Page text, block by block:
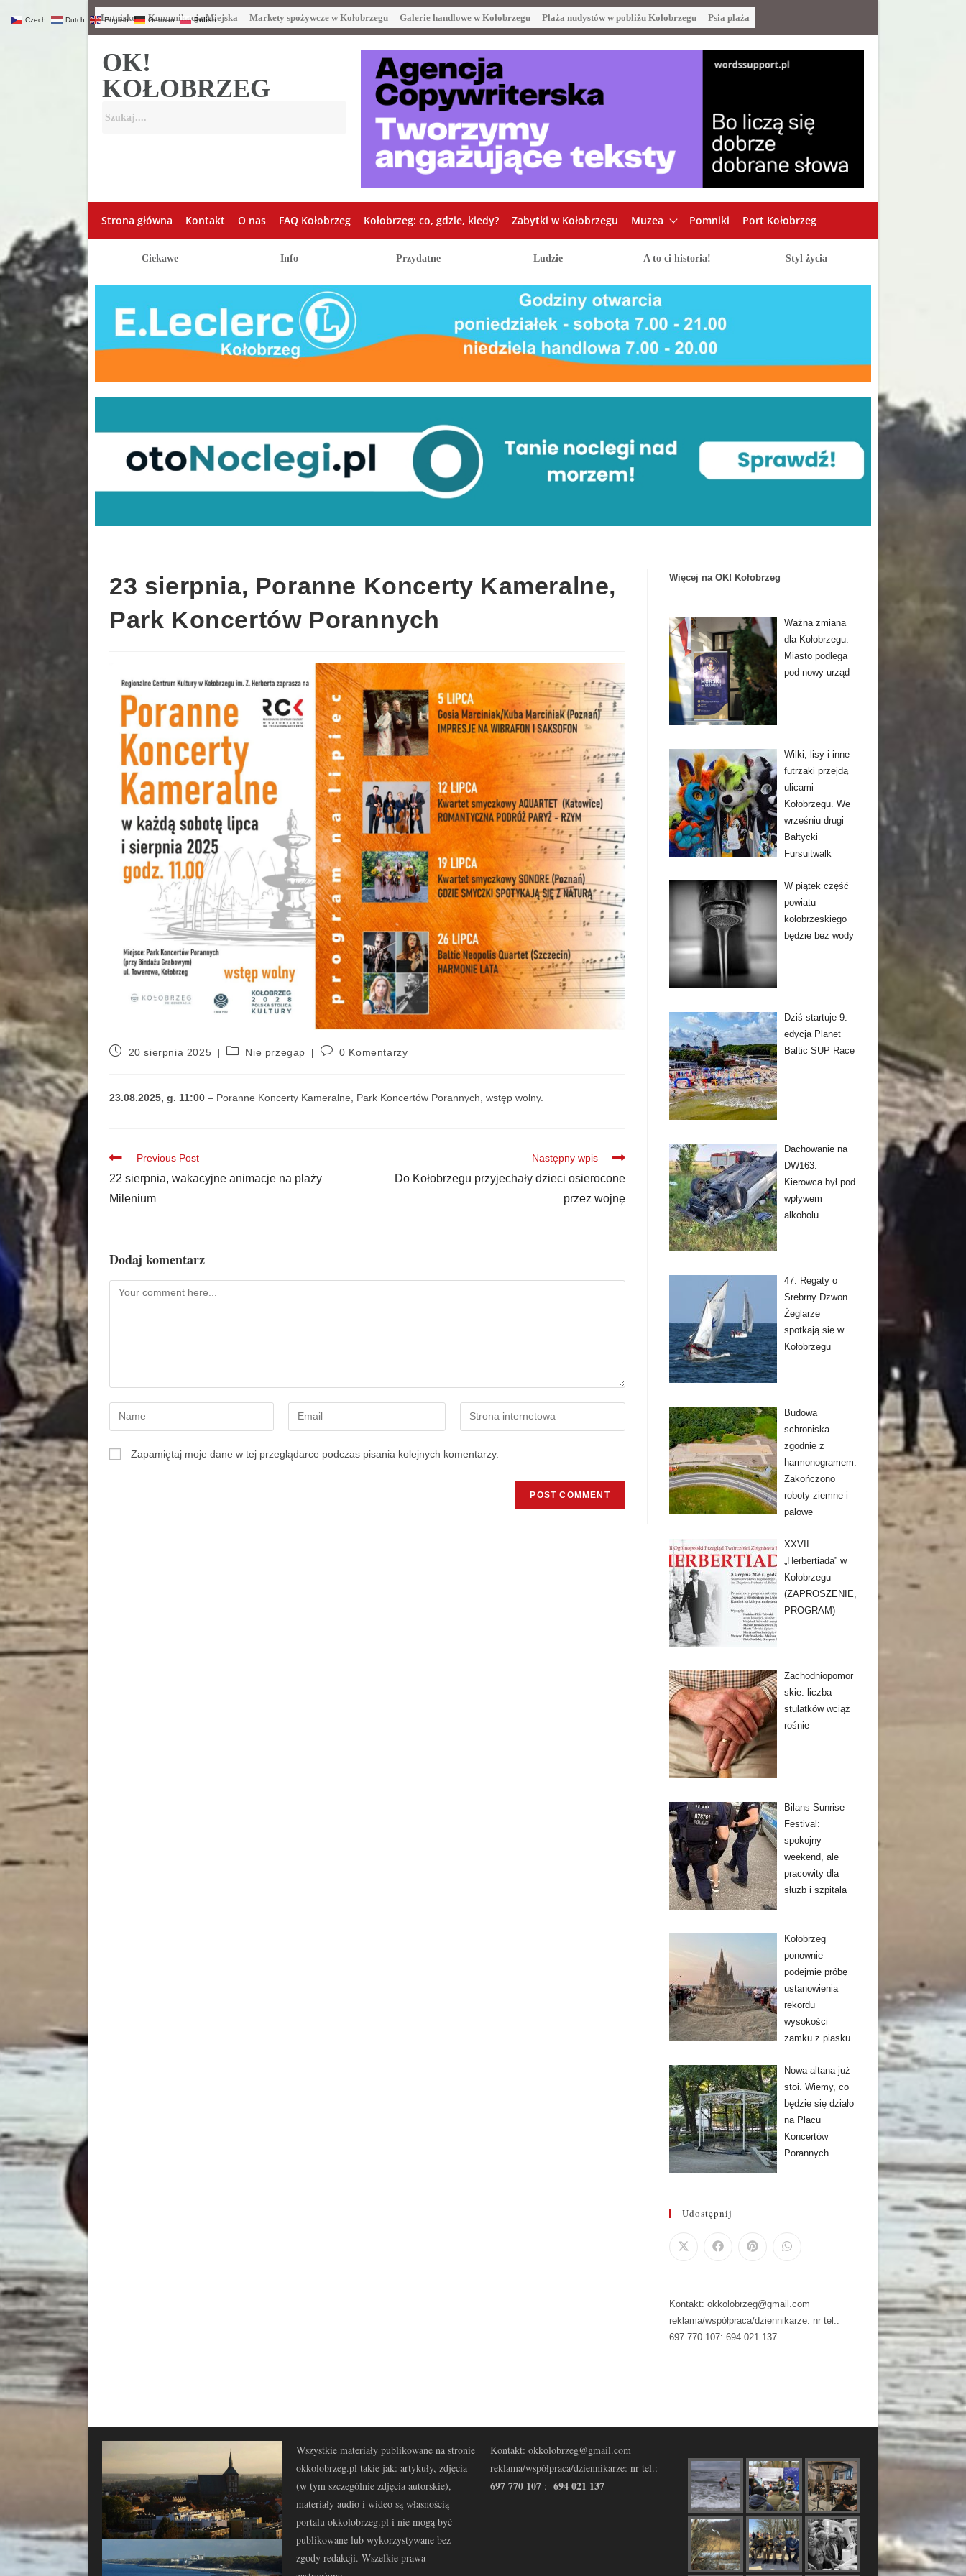
Lotnisko Komunikacja Miejska Markety spożywcze w Kołobrzegu Galerie handlowe w Kołobrzegu Plaża nudystów w pobliżu Kołobrzegu Psia plaża
OK!
KOŁOBRZEG
Strona główna Kontakt O nas FAQ Kołobrzeg Kołobrzeg: co, gdzie, kiedy? Zabytki w Kołobrzegu Muzea Pomniki Port Kołobrzeg
Ciekawe Info Przydatne Ludzie A to ci historia! Styl życia
23 sierpnia, Poranne Koncerty Kameralne,
Park Koncertów Porannych
20 sierpnia 2025 Nie przegap 0 Komentarzy
23.08.2025, g. 11:00 – Poranne Koncerty Kameralne, Park Koncertów Porannych, wstęp wolny.
Previous Post
22 sierpnia, wakacyjne animacje na plaży
Milenium
Następny wpis
Do Kołobrzegu przyjechały dzieci osierocone
przez wojnę
Dodaj komentarz
Zapamiętaj moje dane w tej przeglądarce podczas pisania kolejnych komentarzy.
Więcej na OK! Kołobrzeg
Ważna zmiana
dla Kołobrzegu.
Miasto podlega
pod nowy urząd
Wilki, lisy i inne
futrzaki przejdą
ulicami
Kołobrzegu. We
wrześniu drugi
Bałtycki
Fursuitwalk
W piątek część
powiatu
kołobrzeskiego
będzie bez wody
Dziś startuje 9.
edycja Planet
Baltic SUP Race
Dachowanie na
DW163.
Kierowca był pod
wpływem
alkoholu
47. Regaty o
Srebrny Dzwon.
Żeglarze
spotkają się w
Kołobrzegu
Budowa
schroniska
zgodnie z
harmonogramem.
Zakończono
roboty ziemne i
palowe
XXVII
„Herbertiada” w
Kołobrzegu
(ZAPROSZENIE,
PROGRAM)
Zachodniopomor
skie: liczba
stulatków wciąż
rośnie
Bilans Sunrise
Festival:
spokojny
weekend, ale
pracowity dla
służb i szpitala
Kołobrzeg
ponownie
podejmie próbę
ustanowienia
rekordu
wysokości
zamku z piasku
Nowa altana już
stoi. Wiemy, co
będzie się działo
na Placu
Koncertów
Porannych
Udostępnij
Kontakt: okkolobrzeg@gmail.com
reklama/współpraca/dziennikarze: nr tel.:
697 770 107: 694 021 137
Wszystkie materiały publikowane na stronie
okkolobrzeg.pl takie jak: artykuły, zdjęcia
(w tym szczególnie zdjęcia autorskie),
materiały audio i wideo są własnością
portalu okkolobrzeg.pl i nie mogą być
publikowane lub wykorzystywane bez
zgody redakcji. Wszelkie prawa
Kontakt: okkolobrzeg@gmail.com
reklama/współpraca/dziennikarze: nr tel.:
697 770 107 : 694 021 137
Czech Dutch English German Polish